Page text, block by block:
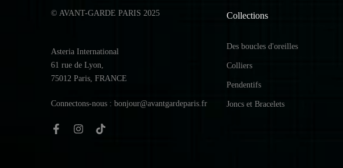
© AVANT-GARDE PARIS 2025
Asteria International
61 rue de Lyon,
75012 Paris, FRANCE
Connectons-nous : bonjour@avantgardeparis.fr
Collections
Des boucles d'oreilles
Colliers
Pendentifs
Joncs et Bracelets